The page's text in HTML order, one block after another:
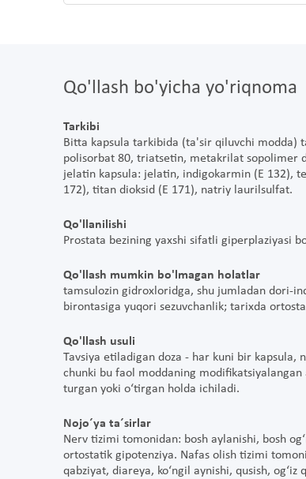
Qo'llash bo'yicha yo'riqnoma
Tarkibi
Bitta kapsula tarkibida (ta'sir qiluvchi modda)
polisorbat 80, triatsetin, metakrilat sopolimer
jelatin kapsula: jelatin, indigokarmin (E 132),
172), titan dioksid (E 171), natriy laurilsulfat.
Qo'llanilishi
Prostata bezining yaxshi sifatli giperplaziyasi
Qo'llash mumkin bo'lmagan holatlar
tamsulozin gidroxloridga, shu jumladan dori-
birontasiga yuqori sezuvchanlik; tarixda
Qo'llash usuli
Tavsiya etiladigan doza - har kuni bir kapsula,
chunki bu faol moddaning
turgan yoki o‘tirgan holda ichiladi.
Nojo´ya ta´sirlar
Nerv tizimi tomonidan: bosh aylanishi, bosh
ortostatik gipotenziya. Nafas olish tizimi
qabziyat, diareya, ko‘ngil aynishi, qusish,